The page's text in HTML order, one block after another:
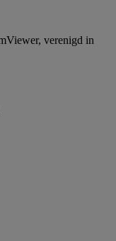
verenigd in